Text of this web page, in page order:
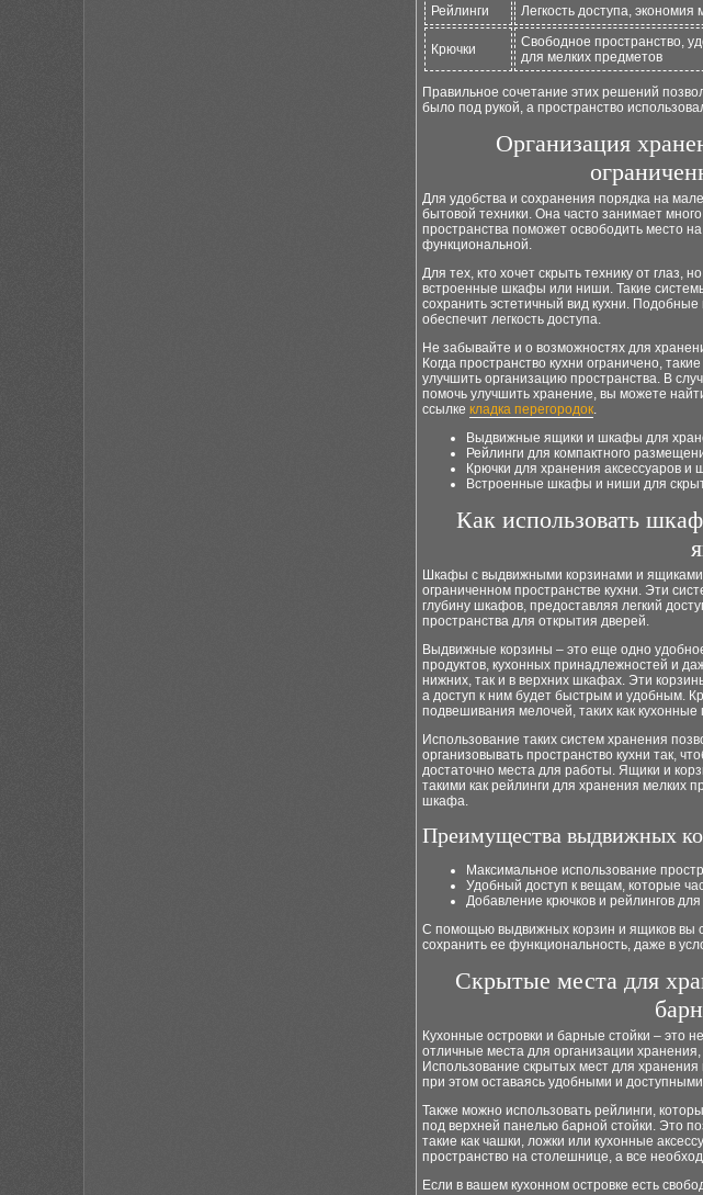
Рейлинги
Легкость доступа, экономия
Крючки
Свободное пространство,
для мелких предметов
Правильное сочетание этих решений
было под рукой, а пространство
Организация
Для удобства и сохранения порядка на
бытовой техники. Она часто занимает
пространства поможет освободить место
функциональной.
Для тех, кто хочет скрыть технику от глаз,
встроенные шкафы или ниши. Такие
сохранить эстетичный вид кухни.
обеспечит легкость доступа.
Не забывайте и о возможностях для
Когда пространство кухни ограничено,
улучшить организацию пространства. В
помочь улучшить хранение, вы можете
ссылке кладка перегородок.
Выдвижные ящики и шкафы для
Рейлинги для компактного
Крючки для хранения аксессуаров и
Встроенные шкафы и ниши для
Как использовать
Шкафы с выдвижными корзинами и
ограниченном пространстве кухни. Эти
глубину шкафов, предоставляя легкий
пространства для открытия дверей.
Выдвижные корзины – это еще одно
продуктов, кухонных принадлежностей и
нижних, так и в верхних шкафах. Эти
а доступ к ним будет быстрым и удобным.
подвешивания мелочей, таких как
Использование таких систем хранения
организовывать пространство кухни так,
достаточно места для работы. Ящики и
такими как рейлинги для хранения мелких
шкафа.
Преимущества выдвижных
Максимальное использование
Удобный доступ к вещам, которые
Добавление крючков и рейлингов
С помощью выдвижных корзин и ящиков вы
сохранить ее функциональность, даже в
Скрытые места для
Кухонные островки и барные стойки – это
отличные места для организации
Использование скрытых мест для
при этом оставаясь удобными и
Также можно использовать рейлинги,
под верхней панелью барной стойки. Это
такие как чашки, ложки или кухонные
пространство на столешнице, а все
Если в вашем кухонном островке есть